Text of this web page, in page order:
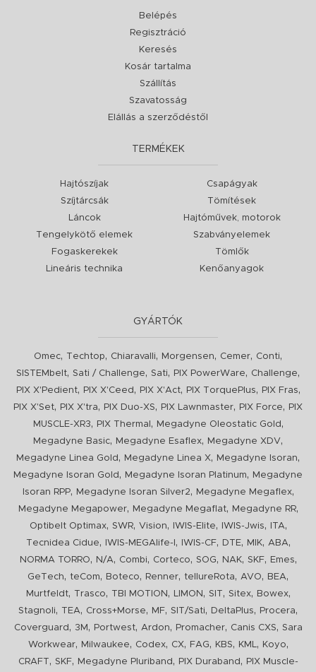
Belépés
Regisztráció
Keresés
Kosár tartalma
Szállítás
Szavatosság
Elállás a szerződéstől
TERMÉKEK
Hajtószíjak
Szíjtárcsák
Láncok
Tengelykötő elemek
Fogaskerekek
Lineáris technika
Csapágyak
Tömítések
Hajtóművek, motorok
Szabványelemek
Tömlők
Kenőanyagok
GYÁRTÓK
Omec, Techtop, Chiaravalli, Morgensen, Cemer, Conti,
SISTEMbelt, Sati / Challenge, Sati, PIX PowerWare, Challenge,
PIX X'Pedient, PIX X'Ceed , PIX X'Act, PIX TorquePlus, PIX Fras,
PIX X'Set, PIX X'tra, PIX Duo-XS, PIX Lawnmaster, PIX Force,
PIX
MUSCLE-XR3, PIX Thermal , Megadyne Oleostatic Gold ,
Megadyne Basic, Megadyne Esaflex, Megadyne XDV,
Megadyne Linea Gold , Megadyne Linea X, Megadyne Isoran,
Megadyne Isoran Gold , Megadyne Isoran Platinum,
Megadyne
Isoran RPP, Megadyne Isoran Silver2, Megadyne Megaflex,
Megadyne Megapower, Megadyne Megaflat, Megadyne RR,
Optibelt Optimax, SWR, Vision, IWIS-Elite, IWIS-Jwis, ITA,
Tecnidea Cidue, IWIS-MEGAlife-I , IWIS-CF, DTE, MIK, ABA,
NORMA TORRO, N/A, Combi, Corteco, SOG, NAK, SKF, Emes,
GeTech, teCom, Boteco, Renner, tellureRota, AVO, BEA,
Murtfeldt, Trasco, TBI MOTION , LIMON , SIT, Sitex, Bowex,
Stagnoli, TEA, Cross+Morse, MF, SIT/Sati, DeltaPlus, Procera,
Coverguard , 3M , Portwest, Ardon, Promacher, Canis CXS, Sara
Workwear, Milwaukee, Codex, CX, FAG, KBS, KML, Koyo,
CRAFT, SKF, Megadyne Pluriband , PIX Duraband , PIX Muscle-